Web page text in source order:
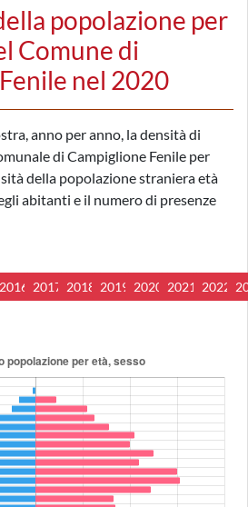
popolazione per
Comune di
nel 2020
anno per anno, la densità di
di Campiglione Fenile per
della popolazione straniera età
abitanti e il numero di presenze
2016 2017 2018 2019 2020 2021 2022